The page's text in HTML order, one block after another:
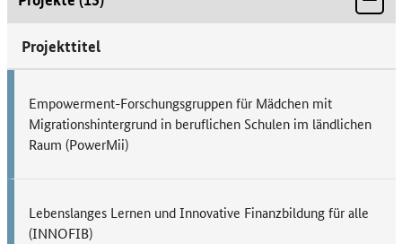
Projekttitel
Empowerment-Forschungsgruppen für Mädchen mit
Migrationshintergrund in beruflichen Schulen im ländlichen
Raum (PowerMii)
Lebenslanges Lernen und Innovative Finanzbildung für alle
(INNOFIB)